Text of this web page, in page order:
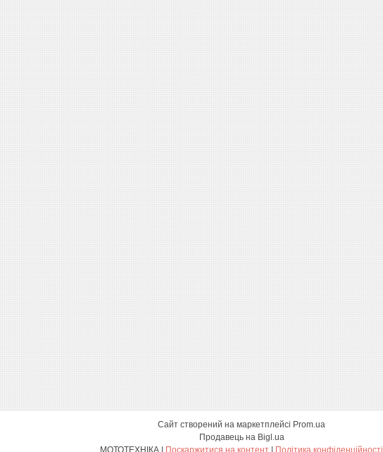
Сайт створений на маркетплейсі Prom.ua
Продавець на Bigl.ua
МОТОТЕХНІКА | Поскаржитися на контент | Політика конфіденційності